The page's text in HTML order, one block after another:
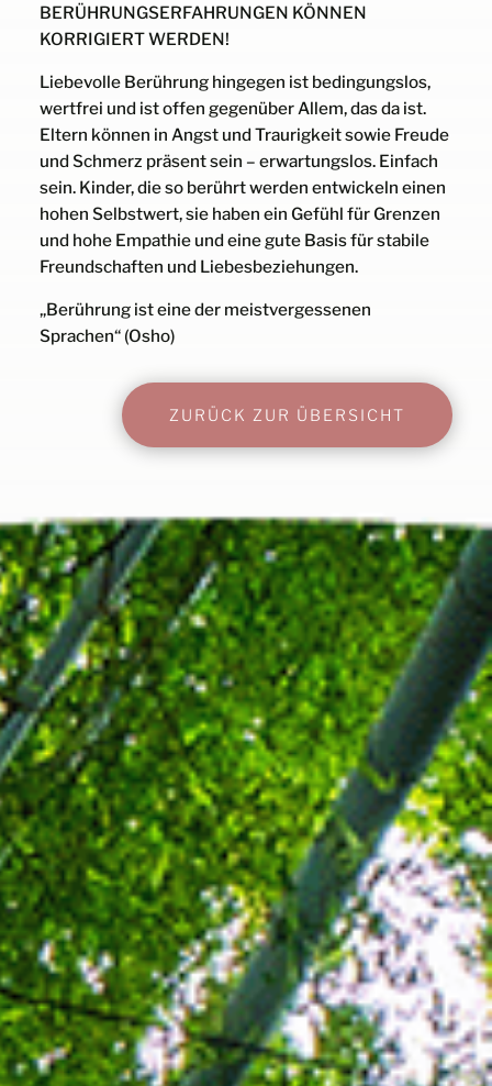
BERÜHRUNGSERFAHRUNGEN KÖNNEN
KORRIGIERT WERDEN!
Liebevolle Berührung hingegen ist bedingungslos,
wertfrei und ist offen gegenüber Allem, das da ist.
Eltern können in Angst und Traurigkeit sowie Freude
und Schmerz präsent sein – erwartungslos. Einfach
sein. Kinder, die so berührt werden entwickeln einen
hohen Selbstwert, sie haben ein Gefühl für Grenzen
und hohe Empathie und eine gute Basis für stabile
Freundschaften und Liebesbeziehungen.
„Berührung ist eine der meistvergessenen
Sprachen“ (Osho)
ZURÜCK ZUR ÜBERSICHT